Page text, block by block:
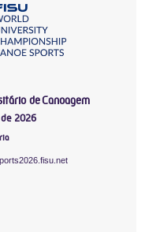
de Canoagem
2026